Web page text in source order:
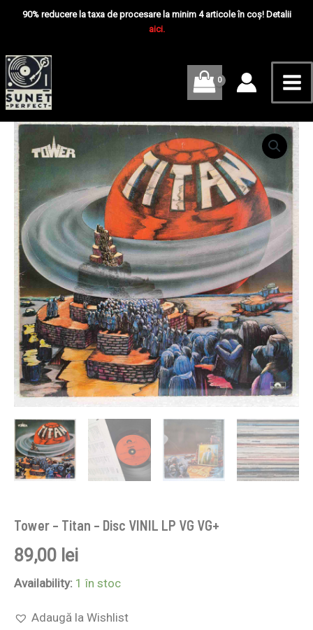
90% reducere la taxa de procesare la minim 4 articole în coș! Detalii
aici.
Tower – Titan – Disc VINIL LP VG VG+
89,00 lei
Availability: 1 în stoc
Adaugă la Wishlist
Cantitate
Tower
–
Titan
Disc
VINIL
LP
VG
VG+
Disc